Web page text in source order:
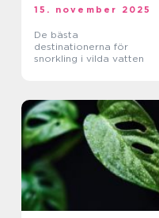
15. november 2025
De bästa
destinationerna för
snorkling i vilda vatten